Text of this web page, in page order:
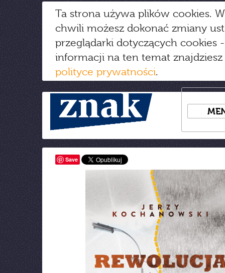
Ta strona używa plików cookies.
chwili możesz dokonać zmiany
przeglądarki dotyczących cookies
informacji na ten temat
polityce prywatności.
Save